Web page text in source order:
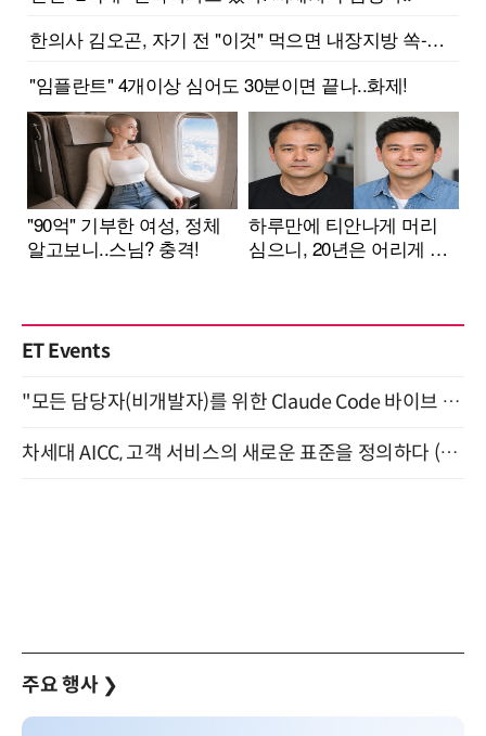
ET Events
"모든 담당자(비개발자)를 위한 Claude Code 바이브 코딩 2-day 부트캠프" 9월 16~17일 개최
차세대 AICC, 고객 서비스의 새로운 표준을 정의하다 (9/9)
주요 행사 ❯